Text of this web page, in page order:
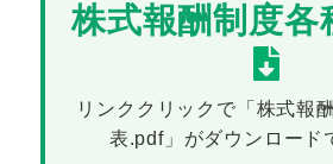
株式報酬制度各
リンククリックで「株式報
表.pdf」がダウンロード